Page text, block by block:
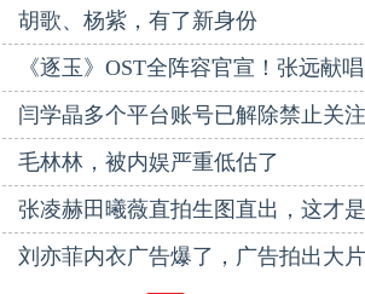
胡歌、杨紫，有了新身份
毛林林，被内娱严重低估了
刘亦菲内衣广告爆了，广告拍出大